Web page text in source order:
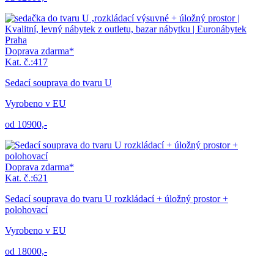
Doprava zdarma*
Kat. č.:417
Sedací souprava do tvaru U
Vyrobeno v EU
od 10900,-
Doprava zdarma*
Kat. č.:621
Sedací souprava do tvaru U rozkládací + úložný prostor +
polohovací
Vyrobeno v EU
od 18000,-